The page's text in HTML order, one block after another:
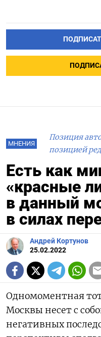
МНЕНИЯ
Позиция
позицией
Есть как
«красные
в данный
в силах
Андрей Кортунов
25.02.2022
Одномоментная
Москвы несет с
негативных